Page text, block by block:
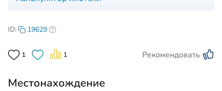
ID: 19629
1 1 Рекомендовать
Местонахождение